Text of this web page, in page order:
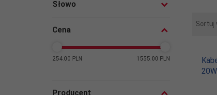
Słowo
Cena
254.00 PLN 1555.00 PLN
Producent
Sortuj